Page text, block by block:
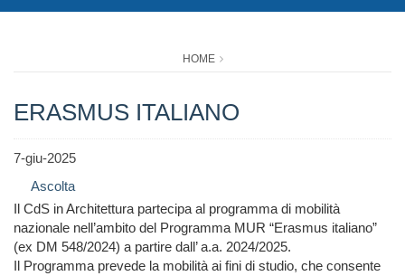
HOME
ERASMUS ITALIANO
7-giu-2025
Ascolta
Il CdS in Architettura partecipa al programma di mobilità
nazionale nell’ambito del Programma MUR “Erasmus italiano”
(ex DM 548/2024) a partire dall’ a.a. 2024/2025.
Il Programma prevede la mobilità ai fini di studio, che consente